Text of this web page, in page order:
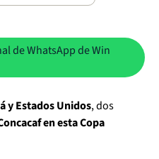
de WhatsApp de Win
y Estados Unidos, dos
en esta Copa